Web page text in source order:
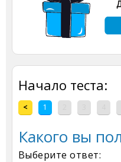
Начало теста:
< 1
Какого вы
Выберите ответ: